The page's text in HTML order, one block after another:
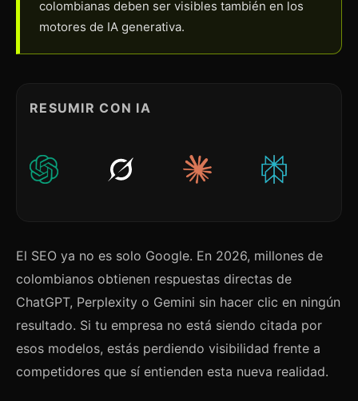
colombianas deben ser visibles también en los
motores de IA generativa.
RESUMIR CON IA
El SEO ya no es solo Google. En 2026, millones de
colombianos obtienen respuestas directas de
ChatGPT, Perplexity o Gemini sin hacer clic en ningún
resultado. Si tu empresa no está siendo citada por
esos modelos, estás perdiendo visibilidad frente a
competidores que sí entienden esta nueva realidad.